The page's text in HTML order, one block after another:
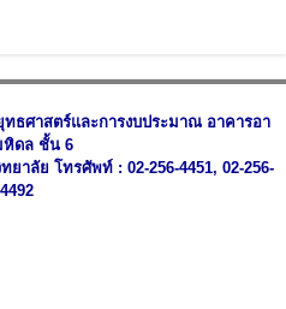
ธศาสตร์และการงบประมาณ อาคารอา
ดล ชั้น 6
ลัย โทรศัพท์ : 02-256-4451, 02-256-
4492